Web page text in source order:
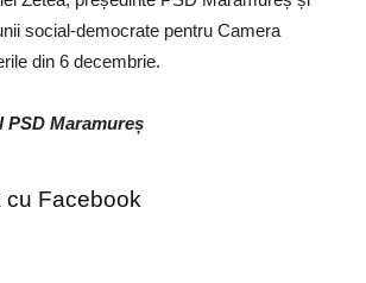
social-democrate pentru Camera
din 6 decembrie.
PSD Maramureș
cu Facebook